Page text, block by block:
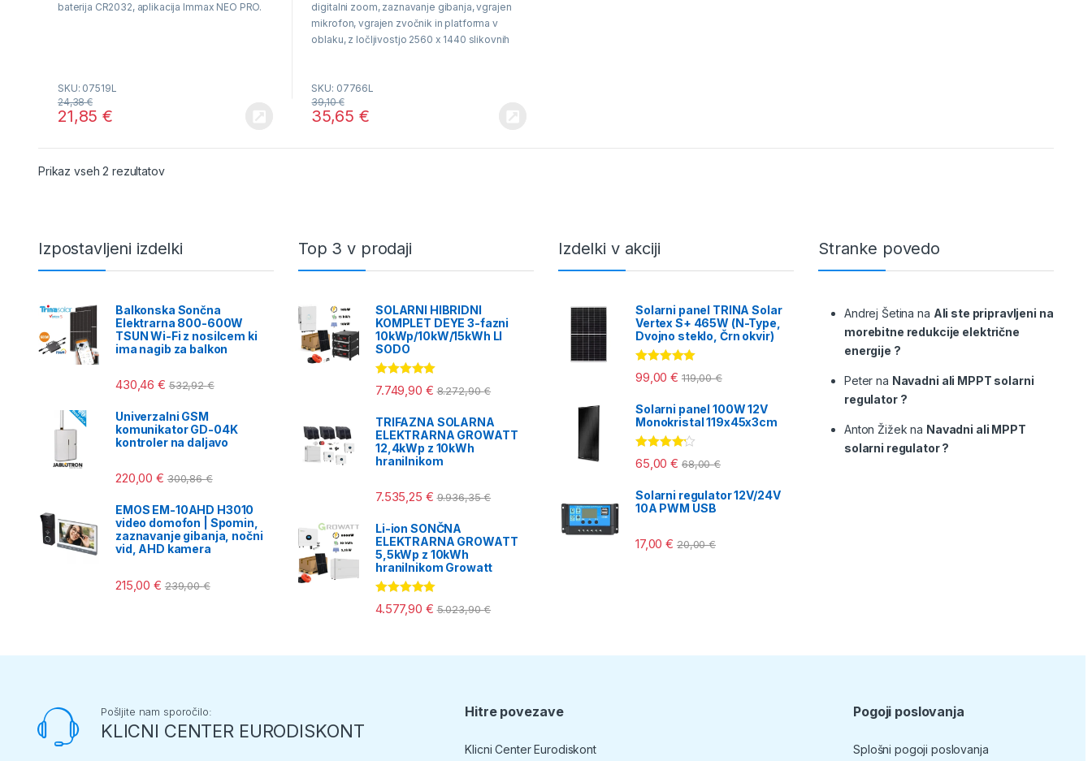
o
baterija CR2032, aplikacija Immax NEO PRO.
SKU: 07519L
21,85€
24,38€
o
f
5
digitalni zoom, zaznavanje gibanja, vgrajen
mikrofon, vgrajen zvočnik in platforma v
oblaku, z ločljivostjo 2560 x 1440 slikovnih
SKU: 07766L
35,65 €
39,10€
Prikaz vseh 2 rezultatovRazvrščeno po ceni: od najnižje do najvišje
Izpostavljeni izdelki
Balkonska Sončna
Elektrarna 800-600W
TSUN Wi-Fi z nosilcem ki
ima nagib za balkon
430,46€ 532,92€
Univerzalni GSM
komunikator GD-04K
kontroler na daljavo
220,00€ 300,86€
EMOS EM-10AHD H3010
video domofon | Spomin,
zaznavanje gibanja, nočni
vid, AHD kamera
215,00€ 239,00€
Top 3 v prodaji
SOLARNI HIBRIDNI
KOMPLET DEYE 3-fazni
10kWp/10kW/15kWh LI
SODO
Ocenjeno
5.00od 5
7.749,90 € 8.272,90€
TRIFAZNA SOLARNA
ELEKTRARNA GROWATT
12,4kWp z 10kWh
hranilnikom
7.535,25 € 9.936,35€
Li-ion SONČNA
ELEKTRARNA GROWATT
5,5kWp z 10kWh
hranilnikom Growatt
Ocenjeno
5.00od 5
4.577,90 € 5.023,90€
Izdelki v akciji
Solarni panel TRINA Solar
Vertex S+ 465W (N-Type,
Dvojno steklo, Črn okvir)
Ocenjeno
5.00od 5
99,00€ 119,00€
Solarni panel 100W 12V
Monokristal 119x45x3cm
Ocenjeno
4.00od 5
65,00€ 68,00€
Solarni regulator 12V/24V
10A PWM USB
17,00€ 20,00€
Stranke povedo
Andrej Šetina na Ali ste pripravljeni na
morebitne redukcije električne
energije ?
Peter na Navadni ali MPPT solarni
regulator ?
Anton Žižek na Navadni ali MPPT
solarni regulator ?
Pošljite nam sporočilo:
KLICNI CENTER EURODISKONT
Hitre povezave
Klicni Center Eurodiskont
Pogoji poslovanja
Splošni pogoji poslovanja